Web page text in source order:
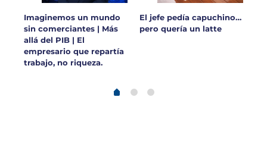
Imaginemos un mundo
sin comerciantes | Más
allá del PIB | El
empresario que repartía
trabajo, no riqueza.
El jefe pedía capuchino…
pero quería un latte